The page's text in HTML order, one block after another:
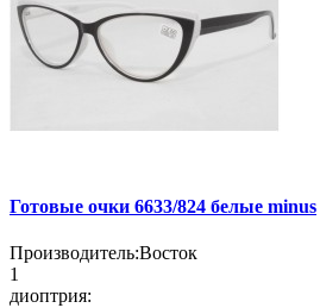
Готовые очки 6633/824 белые minus
Производитель:Восток
1
диоптрия: